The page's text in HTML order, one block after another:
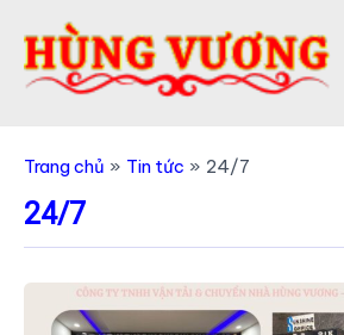
Trang chủ Tin tức 24/7
24/7